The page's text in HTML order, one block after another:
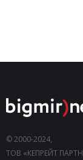
© 2000-2024,
ТОВ «КЕПРЕЙТ